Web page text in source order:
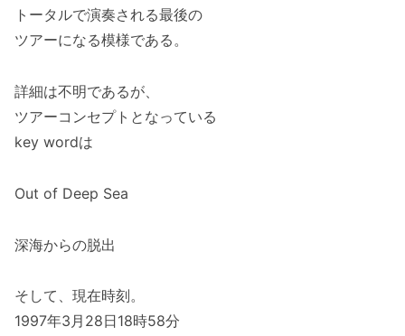
トータルで演奏される最後の
ツアーになる模様である。
詳細は不明であるが、
ツアーコンセプトとなっている
key wordは
Out of Deep Sea
深海からの脱出
そして、現在時刻。
1997年3月28日18時58分